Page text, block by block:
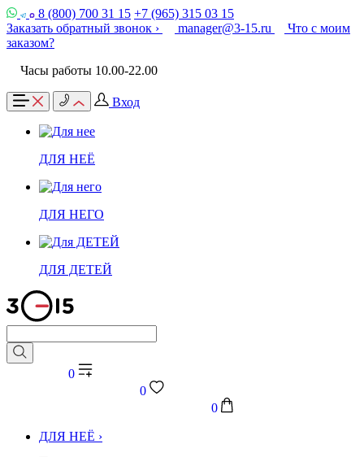
8 (800) 700 31 15 +7 (965) 315 03 15
Заказать обратный звонок ›
manager@3-15.ru
Что с моим
заказом?
Часы работы 10.00-22.00
Вход
ДЛЯ НЕЁ
ДЛЯ НЕГО
ДЛЯ ДЕТЕЙ
0
0
0
ДЛЯ НЕЁ ›